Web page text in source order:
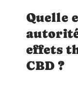
Quelle
effets
CBD ?